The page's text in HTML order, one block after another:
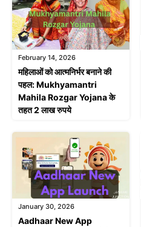
February 14, 2026
महिलाओं को आत्मनिर्भर बनाने की
पहल: Mukhyamantri
Mahila Rozgar Yojana के
तहत 2 लाख रुपये
January 30, 2026
Aadhaar New App